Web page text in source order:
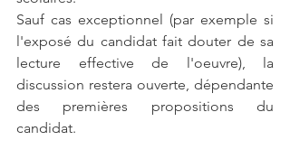
Sauf cas exceptionnel (par exemple si
l'exposé du candidat fait douter de sa
lecture effective de l'oeuvre), la
discussion restera ouverte, dépendante
des premières propositions du
candidat.